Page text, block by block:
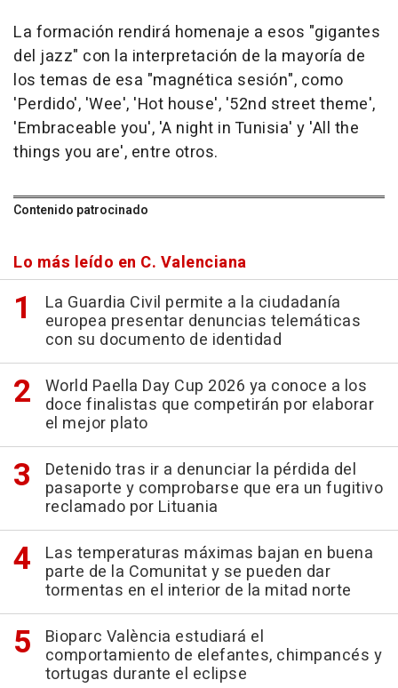
La formación rendirá homenaje a esos "gigantes
del jazz" con la interpretación de la mayoría de
los temas de esa "magnética sesión", como
'Perdido', 'Wee', 'Hot house', '52nd street theme',
'Embraceable you', 'A night in Tunisia' y 'All the
things you are', entre otros.
Contenido patrocinado
Lo más leído en C. Valenciana
La Guardia Civil permite a la ciudadanía
europea presentar denuncias telemáticas
con su documento de identidad
World Paella Day Cup 2026 ya conoce a los
doce finalistas que competirán por elaborar
el mejor plato
Detenido tras ir a denunciar la pérdida del
pasaporte y comprobarse que era un fugitivo
reclamado por Lituania
Las temperaturas máximas bajan en buena
parte de la Comunitat y se pueden dar
tormentas en el interior de la mitad norte
Bioparc València estudiará el
comportamiento de elefantes, chimpancés y
tortugas durante el eclipse